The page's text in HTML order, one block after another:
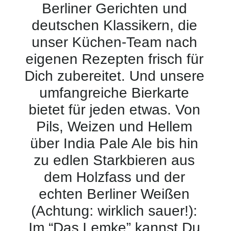
Berliner Gerichten und
deutschen Klassikern, die
unser Küchen-Team nach
eigenen Rezepten frisch für
Dich zubereitet. Und unsere
umfangreiche Bierkarte
bietet für jeden etwas. Von
Pils, Weizen und Hellem
über India Pale Ale bis hin
zu edlen Starkbieren aus
dem Holzfass und der
echten Berliner Weißen
(Achtung: wirklich sauer!):
Im “Das Lemke” kannst Du